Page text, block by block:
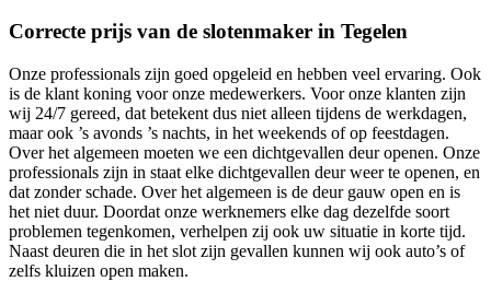
Correcte prijs van de slotenmaker in Tegelen
Onze professionals zijn goed opgeleid en hebben veel ervaring. Ook
is de klant koning voor onze medewerkers. Voor onze klanten zijn
wij 24/7 gereed, dat betekent dus niet alleen tijdens de werkdagen,
maar ook ’s avonds ’s nachts, in het weekends of op feestdagen.
Over het algemeen moeten we een dichtgevallen deur openen. Onze
professionals zijn in staat elke dichtgevallen deur weer te openen, en
dat zonder schade. Over het algemeen is de deur gauw open en is
het niet duur. Doordat onze werknemers elke dag dezelfde soort
problemen tegenkomen, verhelpen zij ook uw situatie in korte tijd.
Naast deuren die in het slot zijn gevallen kunnen wij ook auto’s of
zelfs kluizen open maken.